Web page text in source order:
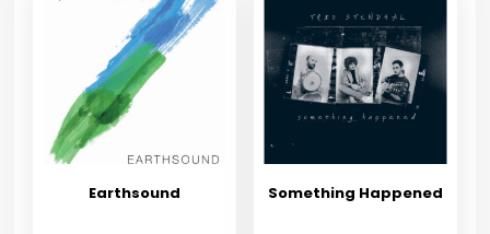
Earthsound Something Happened